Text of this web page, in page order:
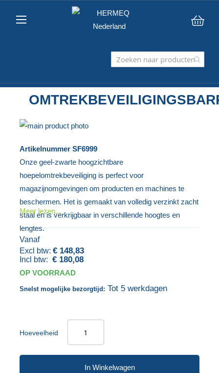
Ga
het
einde
van
de
afbeeldingen-
gallerij
naar
het
begin
van
de
afbeeldingen-
gallerij
Artikelnummer SF6999
Onze geel-zwarte hoogzichtbare
hoepelomtrekbeveiliging is perfect voor
magazijnomgevingen om producten en machines te
beschermen. Het is gemaakt van volledig verzinkt zacht
staal en is verkrijgbaar in verschillende hoogtes en
lengtes.
Meer lezen...
Vanaf
€ 148,83
€ 180,08
OP VOORRAAD
Snelst mogelijke bezorgtijd: Tot 5 werkdagen
Hoeveelheid
In Winkelwagen